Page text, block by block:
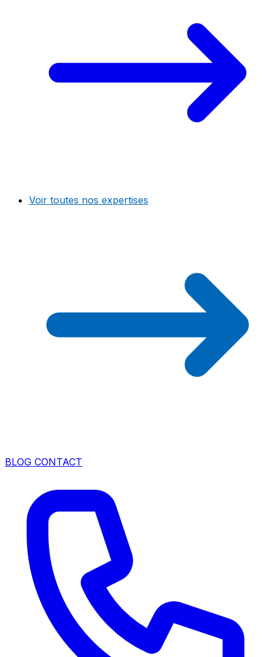
Voir toutes nos expertises
BLOG CONTACT